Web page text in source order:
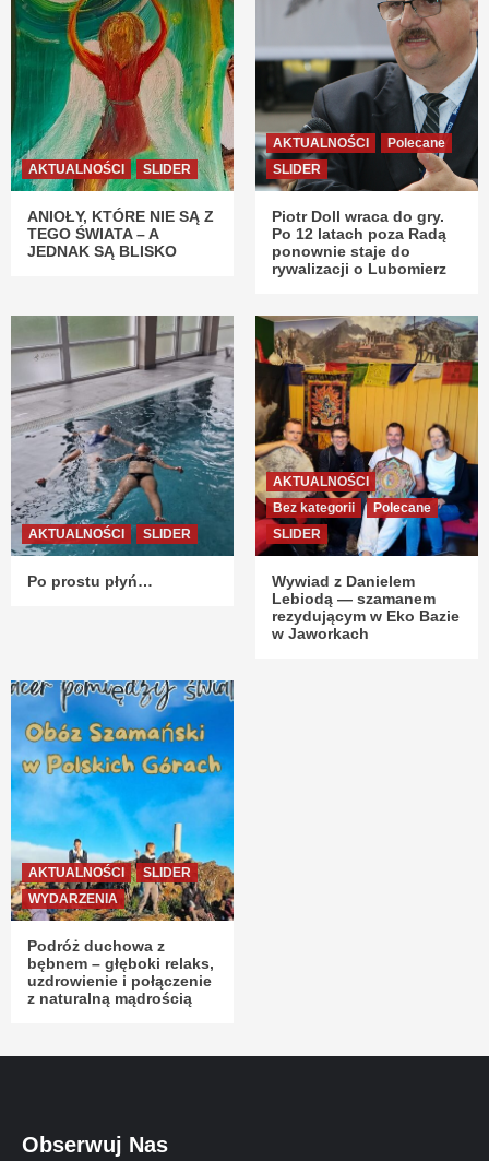
AKTUALNOŚCI SLIDER
ANIOŁY, KTÓRE NIE SĄ Z
TEGO ŚWIATA – A
JEDNAK SĄ BLISKO
AKTUALNOŚCI
Polecane
SLIDER
Piotr Doll wraca do gry.
Po 12 latach poza Radą
ponownie staje do
rywalizacji o Lubomierz
AKTUALNOŚCI SLIDER
Po prostu płyń…
AKTUALNOŚCI
Bez kategorii
Polecane
SLIDER
Wywiad z Danielem
Lebiodą — szamanem
rezydującym w Eko Bazie
w Jaworkach
AKTUALNOŚCI
SLIDER
WYDARZENIA
Podróż duchowa z
bębnem – głęboki relaks,
uzdrowienie i połączenie
z naturalną mądrością
Obserwuj Nas